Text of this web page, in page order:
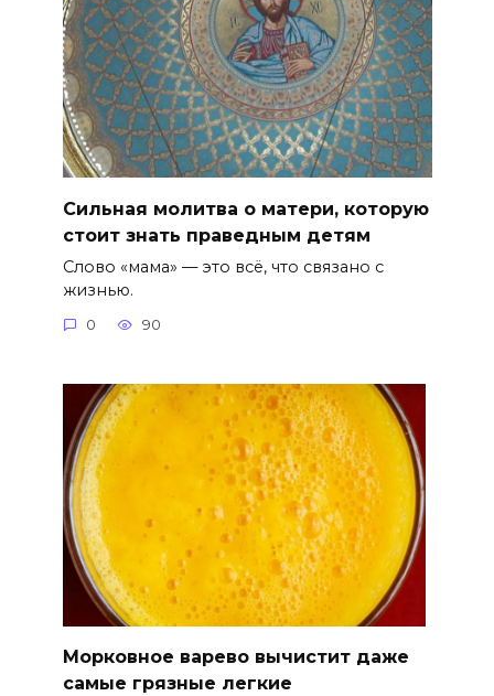
Сильная молитва о матери, которую
стоит знать праведным детям
Слово «мама» — это всё, что связано с
жизнью.
0 90
Морковное варево вычистит даже
самые грязные легкие